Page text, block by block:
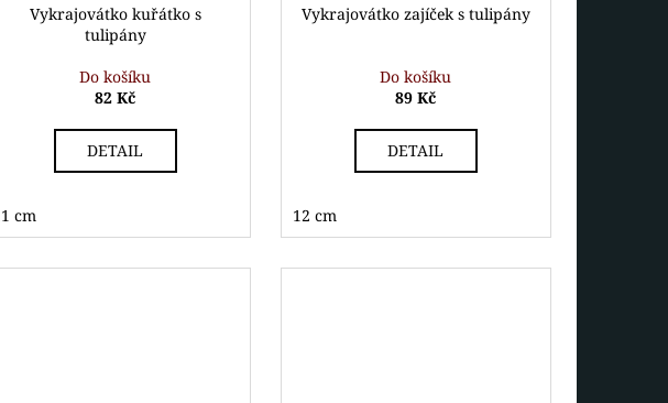
Vykrajovátko kuřátko s
tulipány
Do košíku
82 Kč
DETAIL
cm
Vykrajovátko zajíček s tulipány
Do košíku
89 Kč
DETAIL
12 cm